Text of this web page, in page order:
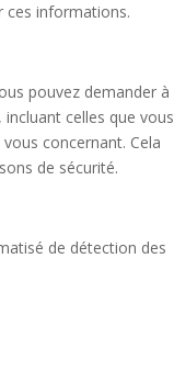
ces informations.
pouvez demander à
celles que vous
concernant. Cela
de sécurité.
de détection des